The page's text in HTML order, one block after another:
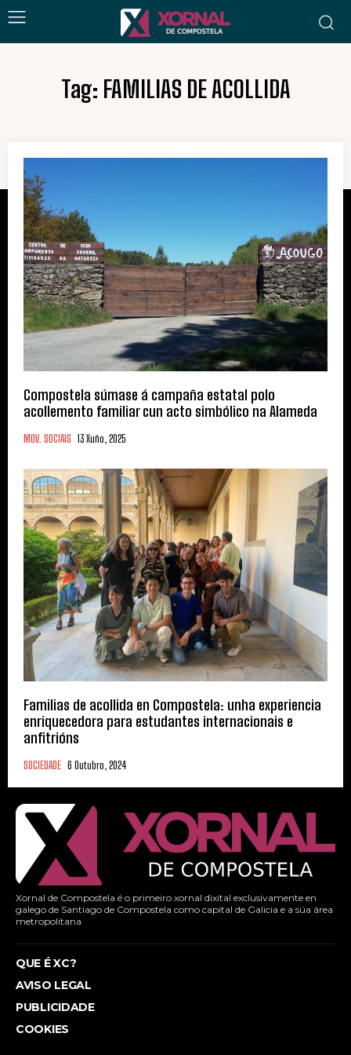
Tag: FAMILIAS DE ACOLLIDA
Compostela súmase á campaña estatal polo
acollemento familiar cun acto simbólico na Alameda
MOV. SOCIAIS 13 Xuño, 2025
Familias de acollida en Compostela: unha experiencia
enriquecedora para estudantes internacionais e
anfitrións
SOCIEDADE 6 Outubro, 2024
Xornal de Compostela é o primeiro xornal dixital exclusivamente en
galego de Santiago de Compostela como capital de Galicia e a súa área
metropolitana
QUE É XC?
AVISO LEGAL
PUBLICIDADE
COOKIES